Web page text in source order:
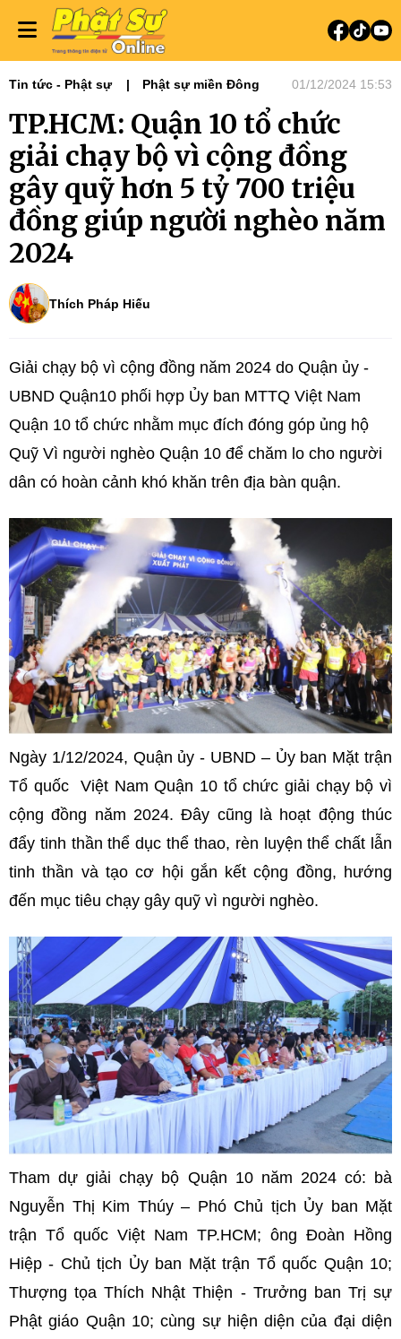
Tin tức - Phật sự Phật sự miền Đông 01/12/2024 15:53
TP.HCM: Quận 10 tổ chức
giải chạy bộ vì cộng đồng
gây quỹ hơn 5 tỷ 700 triệu
đồng giúp người nghèo năm
2024
Thích Pháp Hiếu
Giải chạy bộ vì cộng đồng năm 2024 do Quận ủy -
UBND Quận10 phối hợp Ủy ban MTTQ Việt Nam
Quận 10 tổ chức nhằm mục đích đóng góp ủng hộ
Quỹ Vì người nghèo Quận 10 để chăm lo cho người
dân có hoàn cảnh khó khăn trên địa bàn quận.
Ngày 1/12/2024, Quận ủy - UBND – Ủy ban Mặt trận
Tổ quốc Việt Nam Quận 10 tổ chức giải chạy bộ vì
cộng đồng năm 2024. Đây cũng là hoạt động thúc
đẩy tinh thần thể dục thể thao, rèn luyện thể chất lẫn
tinh thần và tạo cơ hội gắn kết cộng đồng, hướng
đến mục tiêu chạy gây quỹ vì người nghèo.
Tham dự giải chạy bộ Quận 10 năm 2024 có: bà
Nguyễn Thị Kim Thúy – Phó Chủ tịch Ủy ban Mặt
trận Tổ quốc Việt Nam TP.HCM; ông Đoàn Hồng
Hiệp - Chủ tịch Ủy ban Mặt trận Tổ quốc Quận 10;
Thượng tọa Thích Nhật Thiện - Trưởng ban Trị sự
Phật giáo Quận 10; cùng sự hiện diện của đại diện